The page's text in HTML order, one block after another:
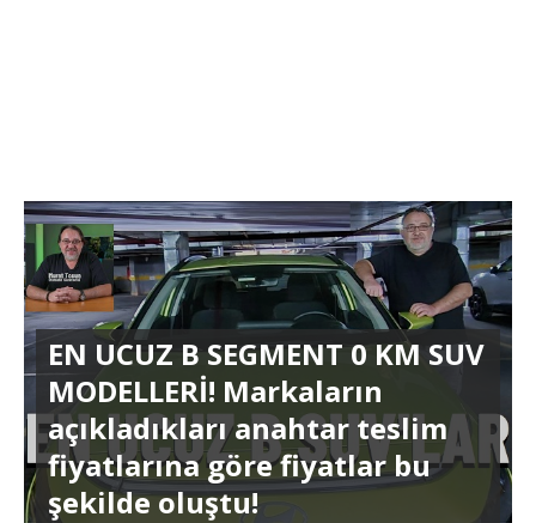
EN UCUZ B SEGMENT 0 KM SUV
MODELLERİ! Markaların
açıkladıkları anahtar teslim
fiyatlarına göre fiyatlar bu
şekilde oluştu!